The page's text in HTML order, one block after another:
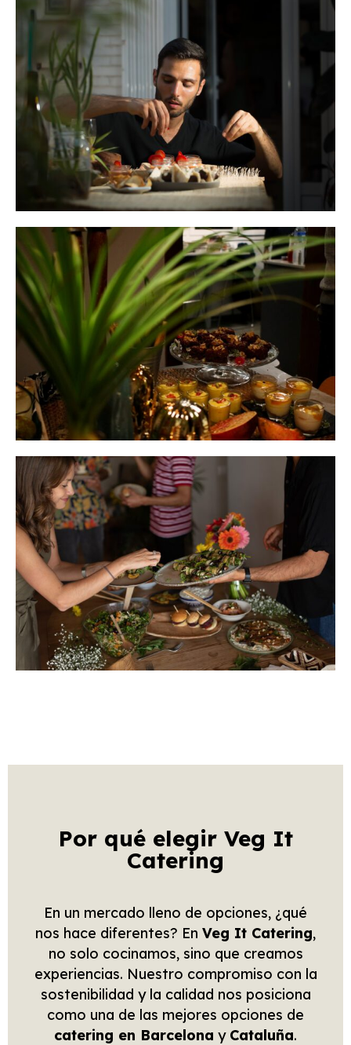
Por qué elegir Veg It
Catering
En un mercado lleno de opciones, ¿qué
nos hace diferentes? En Veg It Catering,
no solo cocinamos, sino que creamos
experiencias. Nuestro compromiso con la
sostenibilidad y la calidad nos posiciona
como una de las mejores opciones de
catering en Barcelona y Cataluña.